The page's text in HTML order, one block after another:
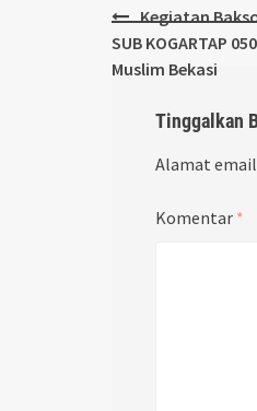
Post
navigation
Kegiatan
SUB KOGARTAP
Muslim Bekasi
Tinggalkan
Alamat
Komentar *